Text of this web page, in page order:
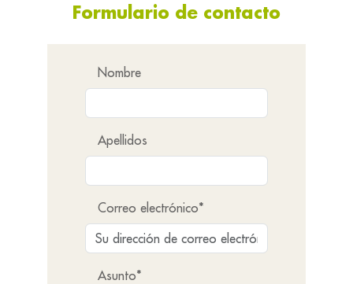
Formulario de contacto
Nombre
Apellidos
Correo electrónico*
Asunto*